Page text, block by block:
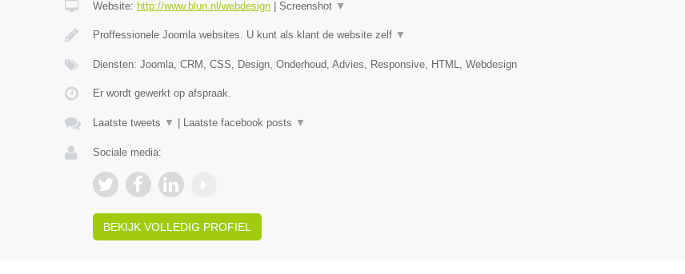
Website: http://www.blun.nl/webdesign| Screenshot ▼
Proffessionele Joomla websites. U kunt als klant de website zelf ▼
Diensten: Joomla, CRM, CSS, Design, Onderhoud, Advies, Responsive, HTML, Webdesign
Er wordt gewerkt op afspraak.
Laatste tweets ▼ Laatste facebook posts ▼
Sociale media:
BEKIJK VOLLEDIG PROFIEL